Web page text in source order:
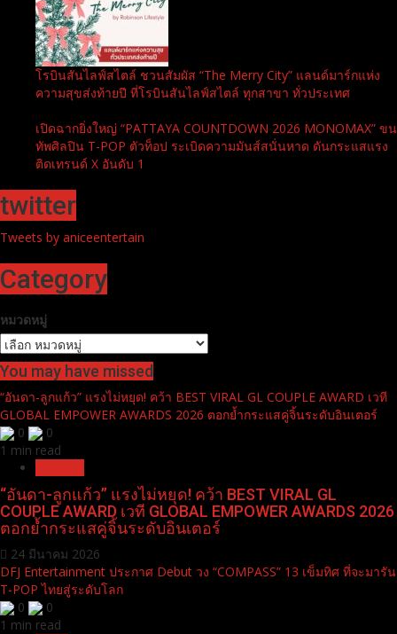
โรบินสันไลฟ์สไตล์ ชวนสัมผัส “The Merry City” แลนด์มาร์กแห่ง
ความสุขส่งท้ายปี ที่โรบินสันไลฟ์สไตล์ ทุกสาขา ทั่วประเทศ
เปิดฉากยิ่งใหญ่ “PATTAYA COUNTDOWN 2026 MONOMAX” ขน
ทัพศิลปิน T-POP ตัวท็อป ระเบิดความมันส์สนั่นหาด ดันกระแสแรง
ติดเทรนด์ X อันดับ 1
twitter
Tweets by aniceentertain
Category
หมวดหมู่
You may have missed
“อันดา-ลูกแก้ว” แรงไม่หยุด! คว้า BEST VIRAL GL COUPLE AWARD เวที
GLOBAL EMPOWER AWARDS 2026 ตอกย้ำกระแสคู่จิ้นระดับอินเตอร์
0
0
1 min read
“อันดา-ลูกแก้ว” แรงไม่หยุด! คว้า BEST VIRAL GL
COUPLE AWARD เวที GLOBAL EMPOWER AWARDS 2026
ตอกย้ำกระแสคู่จิ้นระดับอินเตอร์
24 มีนาคม 2026
DFJ Entertainment ประกาศ Debut วง “COMPASS” 13 เข็มทิศ ที่จะมารัน
T-POP ไทยสู่ระดับโลก
0
0
1 min read